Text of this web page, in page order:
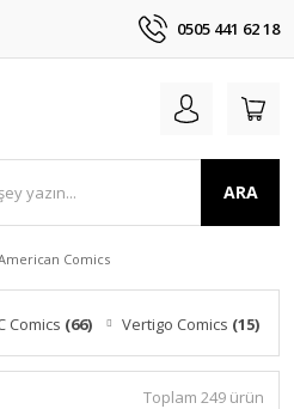
0505 441 62 18
ARA
Comics
Comics (66) Vertigo Comics (15)
Toplam 249 ürün